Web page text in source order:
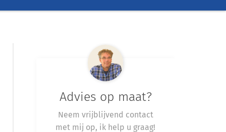
Advies op maat?
Neem vrijblijvend contact
met mij op, ik help u graag!